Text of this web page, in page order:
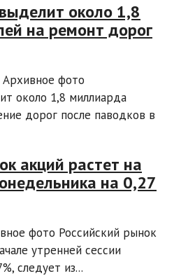
около 1,8
на ремонт дорог
Архивное фото
около 1,8 миллиарда
дорог после паводков в
акций растет на
на 0,27
фото Российский рынок
утренней сессии
следует из...